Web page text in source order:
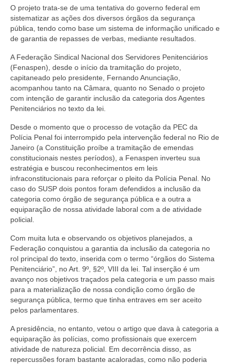
Serviços prestados pelo Sindicato dos
Servidores Penitenciários de Mato Grosso
Notícias Gerais
Artigos
Esportes
Nota de Falecimento
Notícias
Pautas Nacionais
Convênios
Fale Conosco
Permutas Disponíveis
Área do Filiado
Regimento interno do Sindsppen
O projeto trata-se de uma tentativa do governo federal em
sistematizar as ações dos diversos órgãos da segurança
pública, tendo como base um sistema de informação unificado e
de garantia de repasses de verbas, mediante resultados.
A Federação Sindical Nacional dos Servidores Penitenciários
(Fenaspen), desde o início da tramitação do projeto,
capitaneado pelo presidente, Fernando Anunciação,
acompanhou tanto na Câmara, quanto no Senado o projeto
com intenção de garantir inclusão da categoria dos Agentes
Penitenciários no texto da lei.
Desde o momento que o processo de votação da PEC da
Polícia Penal foi interrompido pela intervenção federal no Rio de
Janeiro (a Constituição proíbe a tramitação de emendas
constitucionais nestes períodos), a Fenaspen inverteu sua
estratégia e buscou reconhecimentos em leis
infraconstitucionais para reforçar o pleito da Polícia Penal. No
caso do SUSP dois pontos foram defendidos a inclusão da
categoria como órgão de segurança pública e a outra a
equiparação de nossa atividade laboral com a de atividade
policial.
Com muita luta e observando os objetivos planejados, a
Federação conquistou a garantia da inclusão da categoria no
rol principal do texto, inserida com o termo “órgãos do Sistema
Penitenciário”, no Art. 9º, §2º, VIII da lei. Tal inserção é um
avanço nos objetivos traçados pela categoria e um passo mais
para a materialização de nossa condição como órgão de
segurança pública, termo que tinha entraves em ser aceito
pelos parlamentares.
A presidência, no entanto, vetou o artigo que dava à categoria a
equiparação às polícias, como profissionais que exercem
atividade de natureza policial. Em decorrência disso, as
repercussões foram bastante acaloradas, como não poderia